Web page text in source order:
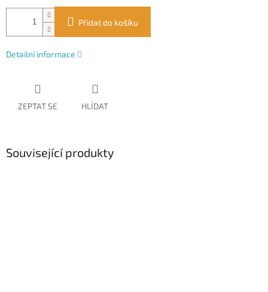
cena:
Přidat do košíku
Detailní informace
ZEPTAT SE HLÍDAT
Související produkty